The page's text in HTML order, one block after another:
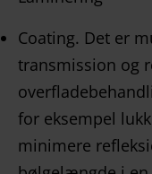
Coating. Det er
transmission og
for eksempel
minimere